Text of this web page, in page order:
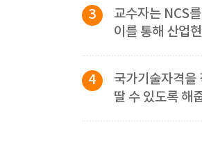
3
교수자는 NCS
이를 통해 산업
4
국가기술자격을
딸 수 있도록 해